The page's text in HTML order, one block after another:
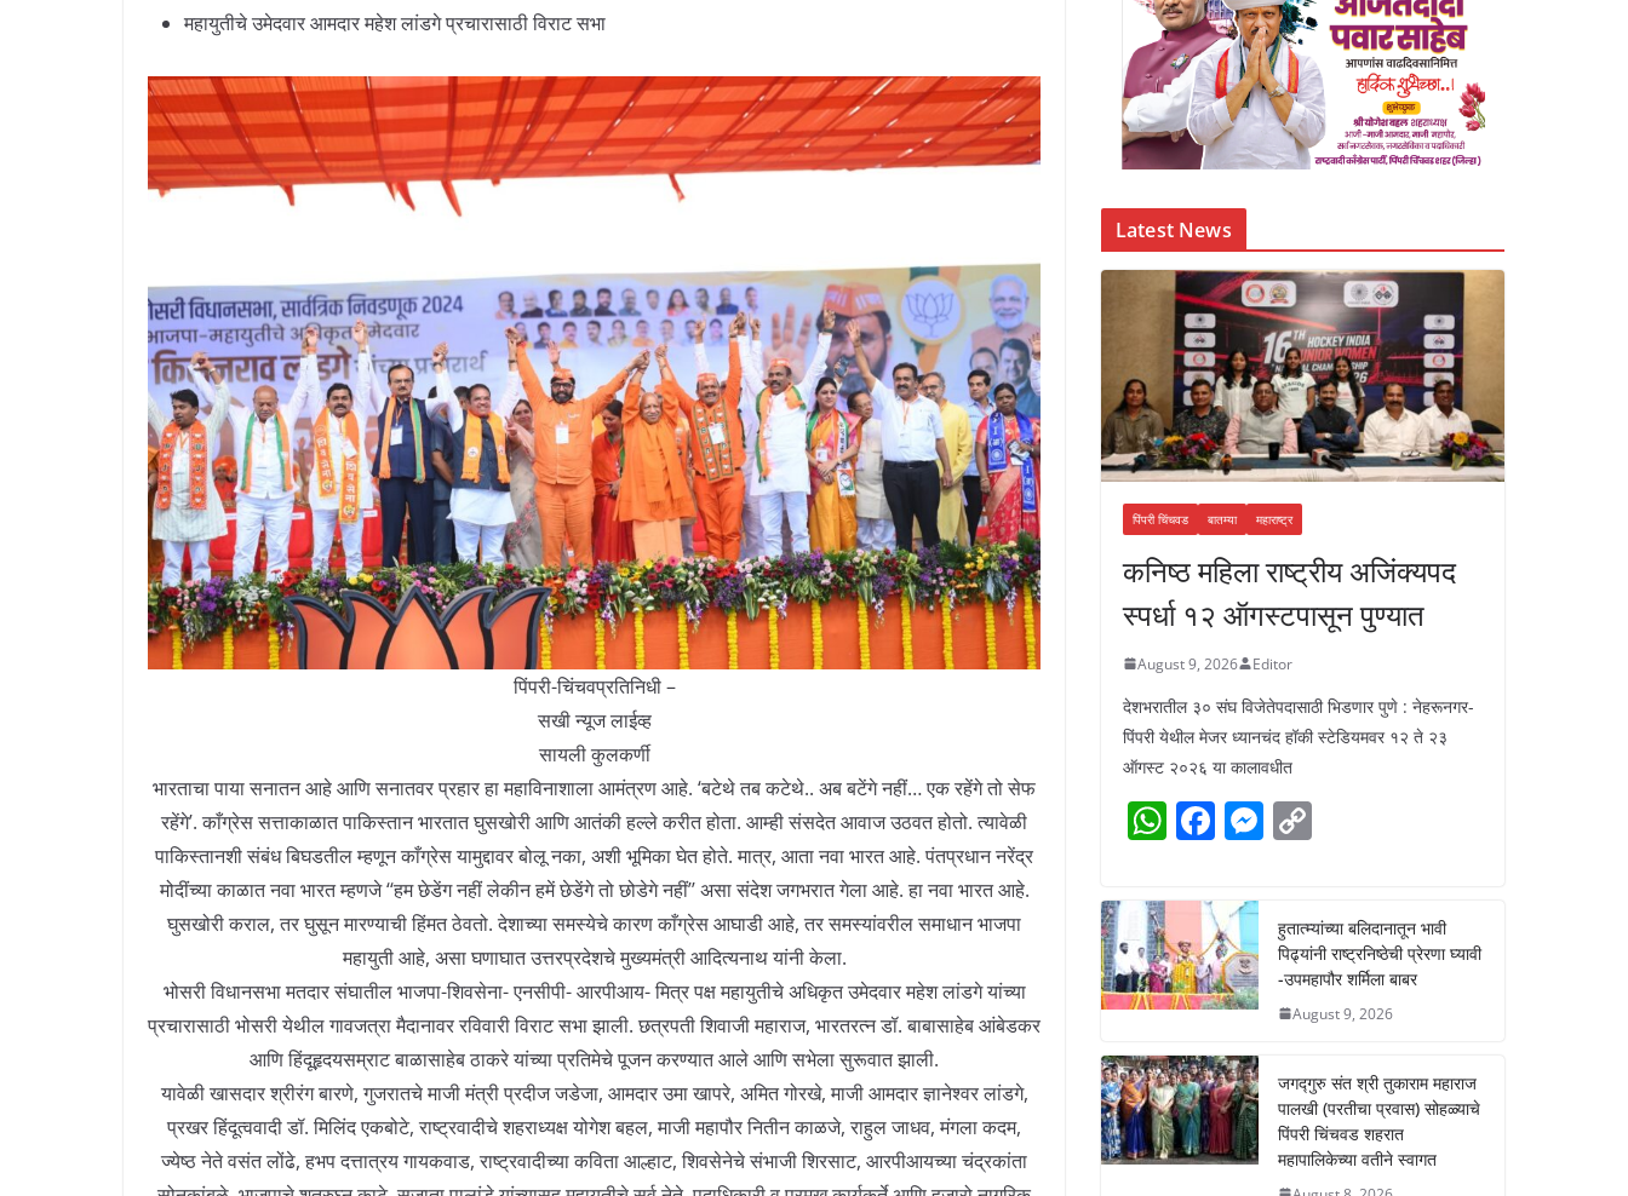
महायुतीचे उमेदवार आमदार महेश लांडगे प्रचारासाठी विराट सभा
पिंपरी-चिंचवप्रतिनिधी –
सखी न्यूज लाईव्ह
सायली कुलकर्णी
भारताचा पाया सनातन आहे आणि सनातवर प्रहार हा महाविनाशाला आमंत्रण आहे. ‘बटेथे तब कटेथे.. अब बटेंगे नहीं… एक रहेंगे तो सेफ
रहेंगे’. काँग्रेस सत्ताकाळात पाकिस्तान भारतात घुसखोरी आणि आतंकी हल्ले करीत होता. आम्ही संसदेत आवाज उठवत होतो. त्यावेळी
पाकिस्तानशी संबंध बिघडतील म्हणून काँग्रेस यामुद्दावर बोलू नका, अशी भूमिका घेत होते. मात्र, आता नवा भारत आहे. पंतप्रधान नरेंद्र
मोदींच्या काळात नवा भारत म्हणजे ‘‘हम छेडेंग नहीं लेकीन हमें छेडेंगे तो छोडेगे नहीं’’ असा संदेश जगभरात गेला आहे. हा नवा भारत आहे.
घुसखोरी कराल, तर घुसून मारण्याची हिंमत ठेवतो. देशाच्या समस्येचे कारण काँग्रेस आघाडी आहे, तर समस्यांवरील समाधान भाजपा
महायुती आहे, असा घणाघात उत्तरप्रदेशचे मुख्यमंत्री आदित्यनाथ यांनी केला.
भोसरी विधानसभा मतदार संघातील भाजपा-शिवसेना- एनसीपी- आरपीआय- मित्र पक्ष महायुतीचे अधिकृत उमेदवार महेश लांडगे यांच्या
प्रचारासाठी भोसरी येथील गावजत्रा मैदानावर रविवारी विराट सभा झाली. छत्रपती शिवाजी महाराज, भारतरत्न डॉ. बाबासाहेब आंबेडकर
आणि हिंदूहृदयसम्राट बाळासाहेब ठाकरे यांच्या प्रतिमेचे पूजन करण्यात आले आणि सभेला सुरूवात झाली.
यावेळी खासदार श्रीरंग बारणे, गुजरातचे माजी मंत्री प्रदीज जडेजा, आमदार उमा खापरे, अमित गोरखे, माजी आमदार ज्ञानेश्वर लांडगे,
प्रखर हिंदूत्ववादी डॉ. मिलिंद एकबोटे, राष्ट्रवादीचे शहराध्यक्ष योगेश बहल, माजी महापौर नितीन काळजे, राहुल जाधव, मंगला कदम,
ज्येष्ठ नेते वसंत लोंढे, हभप दत्तात्रय गायकवाड, राष्ट्रवादीच्या कविता आल्हाट, शिवसेनेचे संभाजी शिरसाट, आरपीआयच्या चंद्रकांता
Latest News
पिंपरी चिंचवड बातम्या महाराष्ट्र
कनिष्ठ महिला राष्ट्रीय अजिंक्यपद
स्पर्धा १२ ऑगस्टपासून पुण्यात
August 9, 2026 Editor
देशभरातील ३० संघ विजेतेपदासाठी भिडणार पुणे : नेहरूनगर-
पिंपरी येथील मेजर ध्यानचंद हॉकी स्टेडियमवर १२ ते २३
ऑगस्ट २०२६ या कालावधीत
W
at
s
A
p
p
F
e
b
o
o
k
M
e
n
g
y
Li
n
हुतात्म्यांच्या बलिदानातून भावी
पिढ्यांनी राष्ट्रनिष्ठेची प्रेरणा घ्यावी
-उपमहापौर शर्मिला बाबर
August 9, 2026
जगद्गुरु संत श्री तुकाराम महाराज
पालखी (परतीचा प्रवास) सोहळ्याचे
पिंपरी चिंचवड शहरात
महापालिकेच्या वतीने स्वागत